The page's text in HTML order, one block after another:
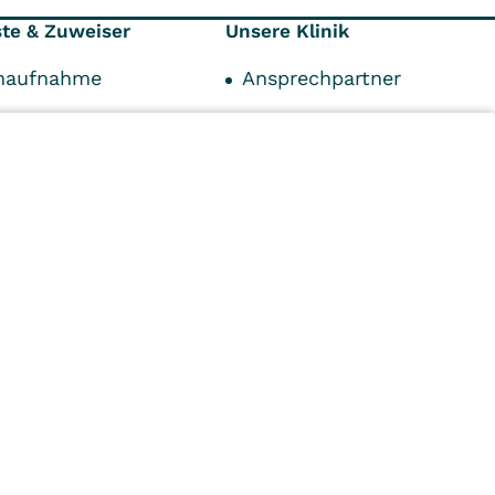
& Zuweiser Unsere Klinik
Ansprechpartner